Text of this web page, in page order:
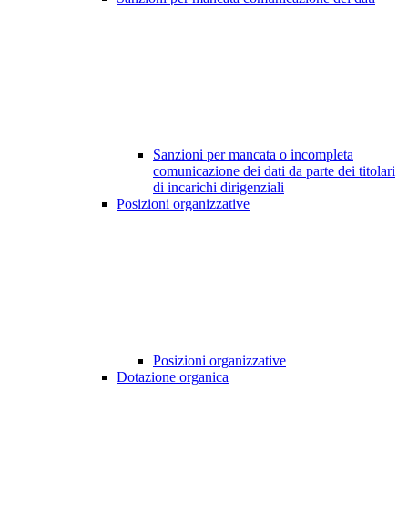
Sanzioni per mancata o incompleta
comunicazione dei dati da parte dei titolari
di incarichi dirigenziali
Posizioni organizzative
Posizioni organizzative
Dotazione organica